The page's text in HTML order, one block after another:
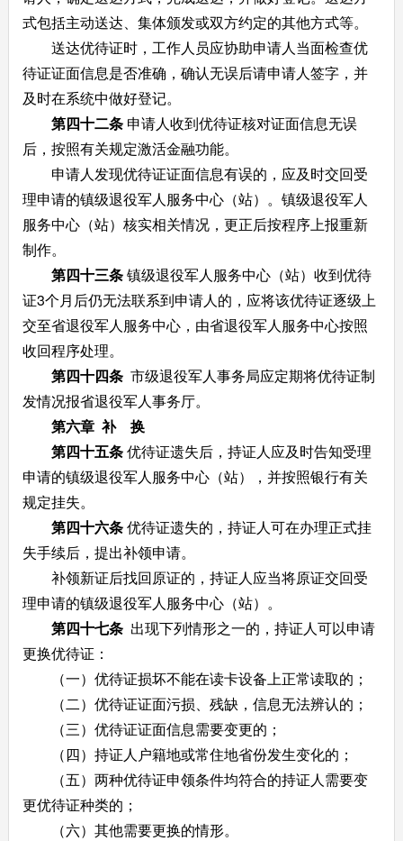
式包括主动送达、集体颁发或双方约定的其他方式等。
送达优待证时，工作人员应协助申请人当面检查优
待证证面信息是否准确，确认无误后请申请人签字，并
及时在系统中做好登记。
第四十二条 申请人收到优待证核对证面信息无误
后，按照有关规定激活金融功能。
申请人发现优待证证面信息有误的，应及时交回受
理申请的镇级退役军人服务中心（站）。镇级退役军人
服务中心（站）核实相关情况，更正后按程序上报重新
制作。
第四十三条镇级退役军人服务中心（站）收到优待
证3个月后仍无法联系到申请人的，应将该优待证逐级上
交至省退役军人服务中心，由省退役军人服务中心按照
收回程序处理。
第四十四条 市级退役军人事务局应定期将优待证制
发情况报省退役军人事务厅。
第六章 补 换
第四十五条优待证遗失后，持证人应及时告知受理
申请的镇级退役军人服务中心（站），并按照银行有关
规定挂失。
第四十六条优待证遗失的，持证人可在办理正式挂
失手续后，提出补领申请。
补领新证后找回原证的，持证人应当将原证交回受
理申请的镇级退役军人服务中心（站）。
第四十七条 出现下列情形之一的，持证人可以申请
更换优待证：
（一）优待证损坏不能在读卡设备上正常读取的；
（二）优待证证面污损、残缺，信息无法辨认的；
（三）优待证证面信息需要变更的；
（四）持证人户籍地或常住地省份发生变化的；
（五）两种优待证申领条件均符合的持证人需要变
更优待证种类的；
（六）其他需要更换的情形。